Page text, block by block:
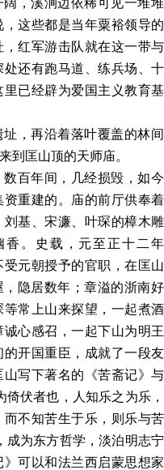
，溪涧边依稀可见一堆堆
这些都是当年粟裕领导的
红军游击队就在这一带与
还有跑马道、练兵场、十
已经辟为爱国主义教育基
，再沿着落叶覆盖的林间
到匡山顶的天师庙。
百年间，几经损毁，如今
重建的。庙的前厅供奉着
基、宋濂、叶琛的樟木雕
。史载，元至正十二年
受元朝授予的官职，在匡山
隐居数年；章溢的浙南好
常上山来探望，一起煮酒
心感召，一起下山为明王
开国重臣，成就了一段友
写下著名的《苦斋记》与
伏者也，人知乐之为乐，
不知苦生于乐，则乐与苦
成为东方哲学，淡泊明志宁
可以和法兰西启蒙思想家